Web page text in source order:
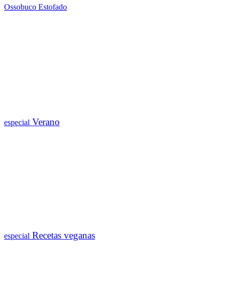
Ossobuco Estofado
especial Verano
especial Recetas veganas